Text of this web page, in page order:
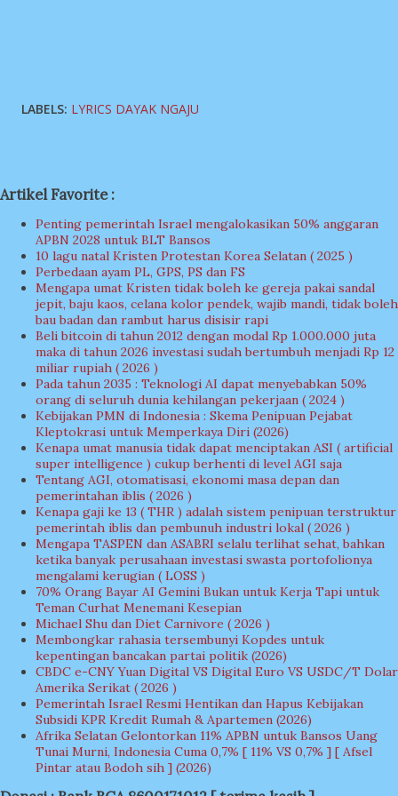
LABELS: LYRICS DAYAK NGAJU
Artikel Favorite :
Penting pemerintah Israel mengalokasikan 50% anggaran
APBN 2028 untuk BLT Bansos
10 lagu natal Kristen Protestan Korea Selatan ( 2025 )
Perbedaan ayam PL, GPS, PS dan FS
Mengapa umat Kristen tidak boleh ke gereja pakai sandal
jepit, baju kaos, celana kolor pendek, wajib mandi, tidak boleh
bau badan dan rambut harus disisir rapi
Beli bitcoin di tahun 2012 dengan modal Rp 1.000.000 juta
maka di tahun 2026 investasi sudah bertumbuh menjadi Rp 12
miliar rupiah ( 2026 )
Pada tahun 2035 : Teknologi AI dapat menyebabkan 50%
orang di seluruh dunia kehilangan pekerjaan ( 2024 )
Kebijakan PMN di Indonesia : Skema Penipuan Pejabat
Kleptokrasi untuk Memperkaya Diri (2026)
Kenapa umat manusia tidak dapat menciptakan ASI ( artificial
super intelligence ) cukup berhenti di level AGI saja
Tentang AGI, otomatisasi, ekonomi masa depan dan
pemerintahan iblis ( 2026 )
Kenapa gaji ke 13 ( THR ) adalah sistem penipuan terstruktur
pemerintah iblis dan pembunuh industri lokal ( 2026 )
Mengapa TASPEN dan ASABRI selalu terlihat sehat, bahkan
ketika banyak perusahaan investasi swasta portofolionya
mengalami kerugian ( LOSS )
70% Orang Bayar AI Gemini Bukan untuk Kerja Tapi untuk
Teman Curhat Menemani Kesepian
Michael Shu dan Diet Carnivore ( 2026 )
Membongkar rahasia tersembunyi Kopdes untuk
kepentingan bancakan partai politik (2026)
CBDC e-CNY Yuan Digital VS Digital Euro VS USDC/T Dolar
Amerika Serikat ( 2026 )
Pemerintah Israel Resmi Hentikan dan Hapus Kebijakan
Subsidi KPR Kredit Rumah & Apartemen (2026)
Afrika Selatan Gelontorkan 11% APBN untuk Bansos Uang
Tunai Murni, Indonesia Cuma 0,7% [ 11% VS 0,7% ] [ Afsel
Pintar atau Bodoh sih ] (2026)